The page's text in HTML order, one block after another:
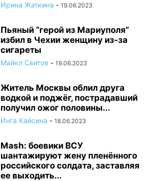
Ирина Жаткина - 19.06.2023
Пьяный “герой из Мариуполя”
избил в Чехии женщину из-за
сигареты
Майкл Свитов - 19.06.2023
Житель Москвы облил друга
водкой и поджёг, пострадавший
получил ожог половины...
Инга Кайсина - 18.06.2023
Mash: боевики ВСУ
шантажируют жену пленённого
российского солдата, заставляя
ее выходить...